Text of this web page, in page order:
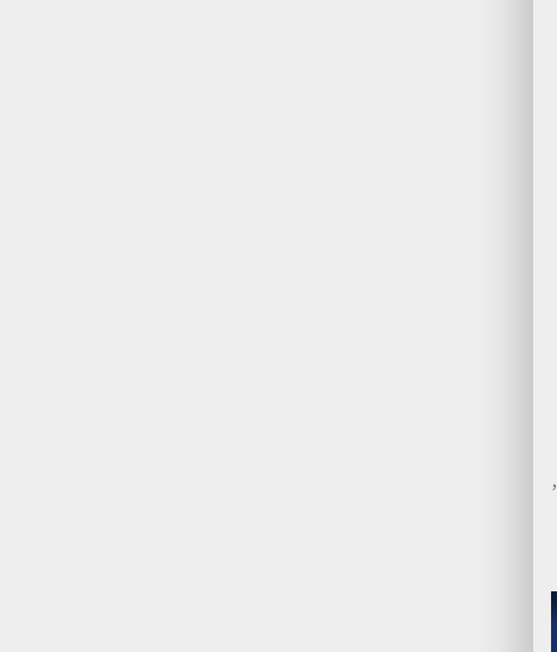
שמחים וגאים, על המשך דירוג משרדנו בנבחרת המשרדים המובילים בתחום ההתחדשות העירונית ע"י מרכז הנדל"ן MADLAN,